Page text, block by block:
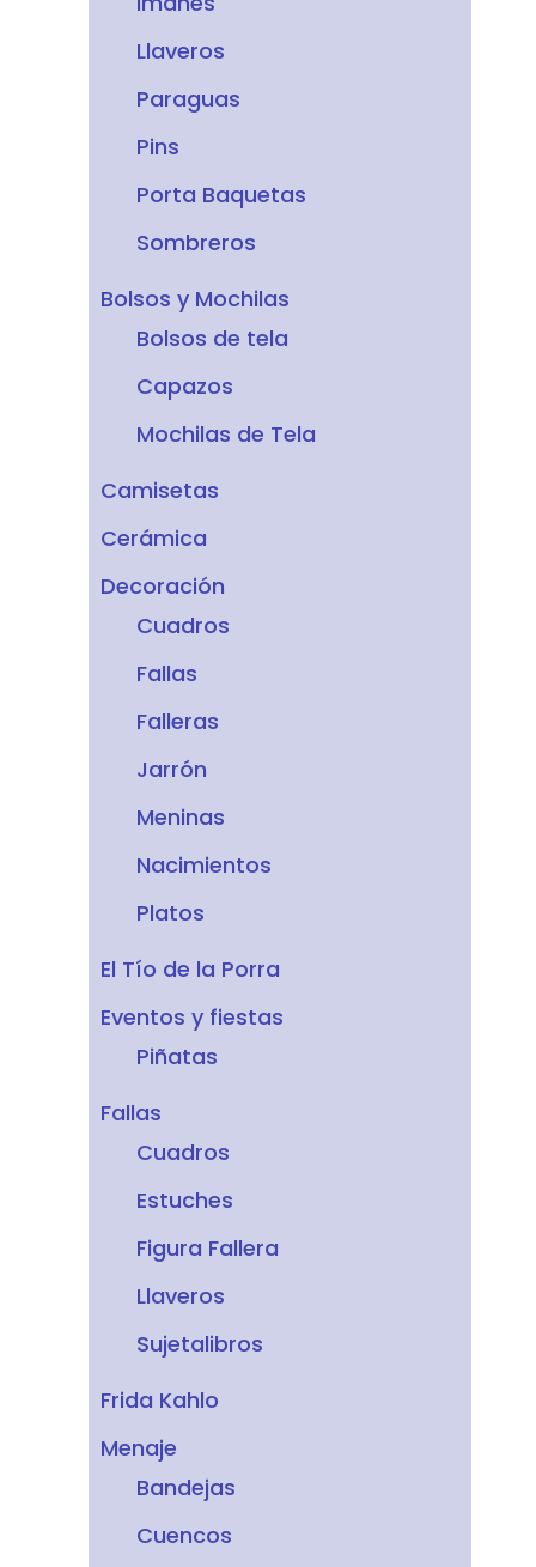
Llaveros
Paraguas
Pins
Porta Baquetas
Sombreros
Bolsos y Mochilas
Bolsos de tela
Capazos
Mochilas de Tela
Camisetas
Cerámica
Decoración
Cuadros
Fallas
Falleras
Jarrón
Meninas
Nacimientos
Platos
El Tío de la Porra
Eventos y fiestas
Piñatas
Fallas
Cuadros
Estuches
Figura Fallera
Llaveros
Sujetalibros
Frida Kahlo
Menaje
Bandejas
Cuencos